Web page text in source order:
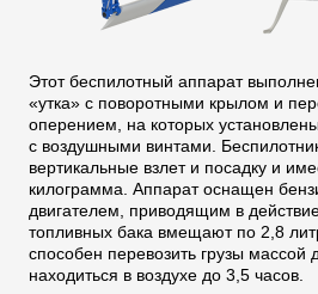
Этот беспилотный аппарат
«утка» с поворотными крылом и
оперением, на которых
с воздушными винтами.
вертикальные взлет и посадку и
килограмма. Аппарат оснащен
двигателем, приводящим в
топливных бака вмещают по 2,8
способен перевозить грузы массой
находиться в воздухе до 3,5 часов.